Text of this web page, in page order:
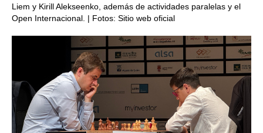
Liem y Kirill Alekseenko, además de actividades paralelas y el
Open Internacional. | Fotos: Sitio web oficial